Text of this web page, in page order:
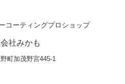
コーティングプロショップ
社みかも
町加茂野宮445-1